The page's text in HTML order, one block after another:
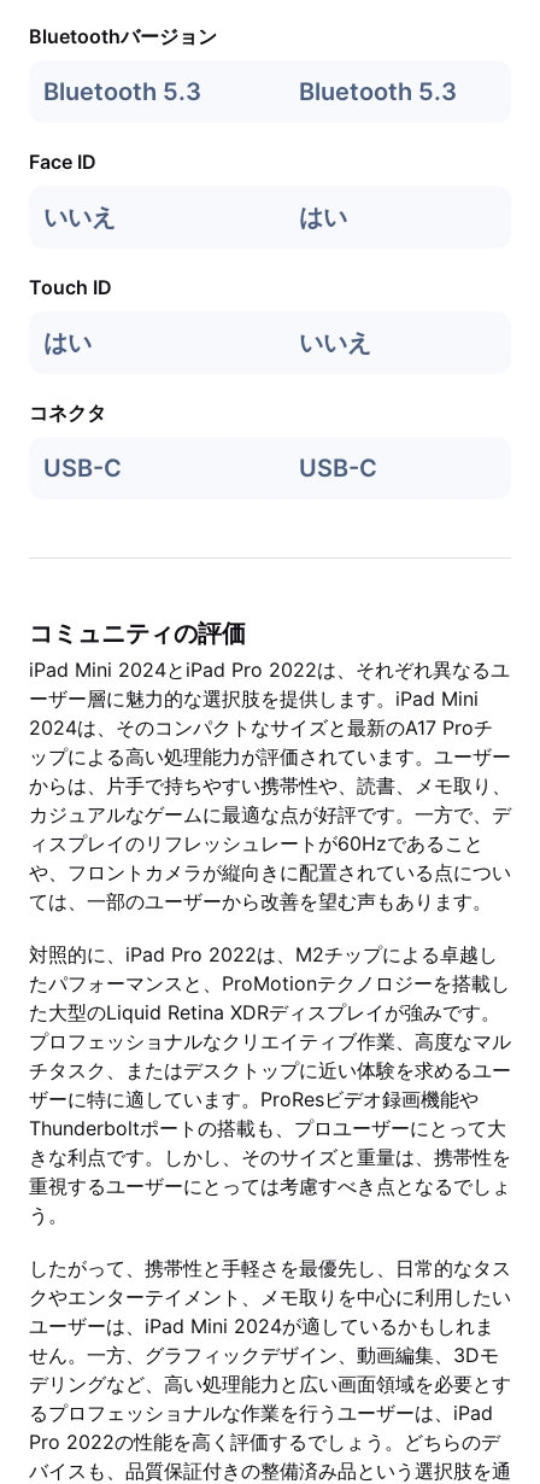
Bluetoothバージョン
Bluetooth 5.3 Bluetooth 5.3
Face ID
いいえ はい
Touch ID
はい いいえ
コネクタ
USB-C USB-C
コミュニティの評価
iPad Mini 2024とiPad Pro 2022は、それぞれ異なるユ
ーザー層に魅力的な選択肢を提供します。iPad Mini
2024は、そのコンパクトなサイズと最新のA17 Proチ
ップによる高い処理能力が評価されています。ユーザー
からは、片手で持ちやすい携帯性や、読書、メモ取り、
カジュアルなゲームに最適な点が好評です。一方で、デ
ィスプレイのリフレッシュレートが60Hzであること
や、フロントカメラが縦向きに配置されている点につい
ては、一部のユーザーから改善を望む声もあります。
対照的に、iPad Pro 2022は、M2チップによる卓越し
たパフォーマンスと、ProMotionテクノロジーを搭載し
た大型のLiquid Retina XDRディスプレイが強みです。
プロフェッショナルなクリエイティブ作業、高度なマル
チタスク、またはデスクトップに近い体験を求めるユー
ザーに特に適しています。ProResビデオ録画機能や
Thunderboltポートの搭載も、プロユーザーにとって大
きな利点です。しかし、そのサイズと重量は、携帯性を
重視するユーザーにとっては考慮すべき点となるでしょ
う。
したがって、携帯性と手軽さを最優先し、日常的なタス
クやエンターテイメント、メモ取りを中心に利用したい
ユーザーは、iPad Mini 2024が適しているかもしれま
せん。一方、グラフィックデザイン、動画編集、3Dモ
デリングなど、高い処理能力と広い画面領域を必要とす
るプロフェッショナルな作業を行うユーザーは、iPad
Pro 2022の性能を高く評価するでしょう。どちらのデ
バイスも、品質保証付きの整備済み品という選択肢を通